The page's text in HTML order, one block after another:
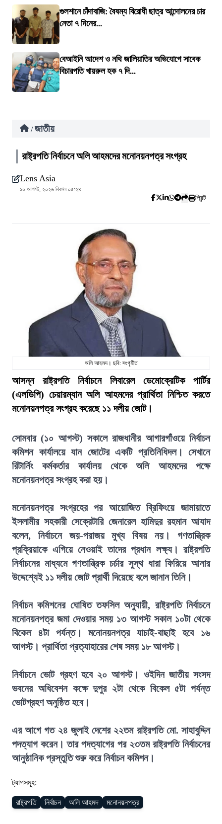
গুলশানে চাঁদাবাজি: বৈষম্য বিরোধী ছাত্র আন্দোলনের চার
নেতা ৭ দিনের...
বেআইনি আদেশ ও নথি জালিয়াতির অভিযোগে সাবেক
বিচারপতি খায়রুল হক ৭ দি...
/ জাতীয়
রাষ্ট্রপতি নির্বাচনে অলি আহমদের মনোনয়নপত্র সংগ্রহ
Lens Asia
১০ আগস্ট, ২০২৬ বিকাল ০৫:২৪
প্রিন্ট
অলি আহমদ। ছবি: সংগৃহীত
আসন্ন রাষ্ট্রপতি নির্বাচনে লিবারেল ডেমোক্রেটিক পার্টির
(এলডিপি) চেয়ারম্যান অলি আহমদের প্রার্থিতা নিশ্চিত করতে
মনোনয়নপত্র সংগ্রহ করেছে ১১ দলীয় জোট।
সোমবার (১০ আগস্ট) সকালে রাজধানীর আগারগাঁওয়ে নির্বাচন
কমিশন কার্যালয়ে যান জোটের একটি প্রতিনিধিদল। সেখানে
রিটার্নিং কর্মকর্তার কার্যালয় থেকে অলি আহমদের পক্ষে
মনোনয়নপত্র সংগ্রহ করা হয়।
মনোনয়নপত্র সংগ্রহের পর আয়োজিত ব্রিফিংয়ে জামায়াতে
ইসলামীর সহকারী সেক্রেটারি জেনারেল হামিদুর রহমান আযাদ
বলেন, নির্বাচনে জয়-পরাজয় মুখ্য বিষয় নয়। গণতান্ত্রিক
প্রক্রিয়াকে এগিয়ে নেওয়াই তাদের প্রধান লক্ষ্য। রাষ্ট্রপতি
নির্বাচনের মাধ্যমে গণতান্ত্রিক চর্চার সুস্থ ধারা ফিরিয়ে আনার
উদ্দেশ্যেই ১১ দলীয় জোট প্রার্থী দিয়েছে বলে জানান তিনি।
নির্বাচন কমিশনের ঘোষিত তফসিল অনুযায়ী, রাষ্ট্রপতি নির্বাচনে
মনোনয়নপত্র জমা দেওয়ার সময় ১৩ আগস্ট সকাল ১০টা থেকে
বিকেল ৪টা পর্যন্ত। মনোনয়নপত্র যাচাই-বাছাই হবে ১৬
আগস্ট। প্রার্থিতা প্রত্যাহারের শেষ সময় ১৮ আগস্ট।
নির্বাচনে ভোট গ্রহণ হবে ২০ আগস্ট। ওইদিন জাতীয় সংসদ
ভবনের অধিবেশন কক্ষে দুপুর ২টা থেকে বিকেল ৫টা পর্যন্ত
ভোটগ্রহণ অনুষ্ঠিত হবে।
এর আগে গত ২৪ জুলাই দেশের ২২তম রাষ্ট্রপতি মো. সাহাবুদ্দিন
পদত্যাগ করেন। তার পদত্যাগের পর ২৩তম রাষ্ট্রপতি নির্বাচনের
আনুষ্ঠানিক প্রস্তুতি শুরু করে নির্বাচন কমিশন।
ট্যাগসমূহ:
রাষ্ট্রপতি নির্বাচন অলি আহমদ মনোনয়নপত্র